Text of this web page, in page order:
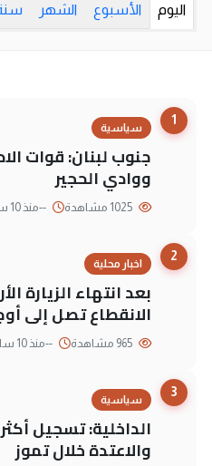
اليوم الأسبوع الشهر
1
سياسية
جنوب لبنان: قوات
ووادي الحجير
--منذ 10 ساعة
2
اخبار محلية
بعد انتهاء الزيارة
الانقطاع تصل إلى
--منذ 10 ساعة
3
سياسية
والاعتدة خلال تموز